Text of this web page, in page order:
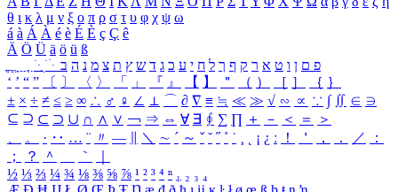
θ ι κ λ μ ν ξ ο π ρ σ τ υ φ χ ψ ω
á à Á À é è É È ç Ç ê
Ä Ö Ü ä ö ü ß
ִֶֹ ֻּ ׁׂ פ ם ן ו ט א ר ק ף ך ל ח י ע כ ג ד ש ץ ת צ מ נ ה ב
‘ ’ “ ” 〔 〕 〈 〉 「 」 『 』 【 】 ＂ （ ） ［ ］ ｛ ｝
± × ÷ ≠ ≤ ≥ ∞ ∴ ♂ ♀ ∠ ⊥ ⌒ ∂ ∇ ≡ ≒ ≪ ≫ √ ∽ ∝ ∵ ∫ ∬ ∈ ∋
⊆ ⊇ ⊂ ⊃ ∪ ∩ ∧ ∨ ￢ ⇒ ⇔ ∀ ∃ ∮ ∑ ∏ ＋ － ＜ ＝
＞
、
。 · ‥ … ¨ 〃 ― ＼ ∼ ´ ～ ˇ ˘ ˝ ˚ ˙ ¸ ¡ ¿ ː ！ ＇ ， ． ／
：
；
？ ＾ ｀
½ ⅓ ⅔ ¼ ¾ ⅛ ⅜ ⅝ ⅞ ¹ ² ³ ⁴ ⁿ ₁ ₂ ₃ ₄